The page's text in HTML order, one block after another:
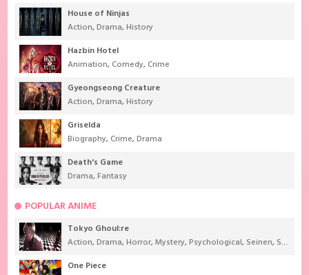
House of Ninjas
Action,Drama,History
Hazbin Hotel
Animation, Comedy, Crime
Gyeongseong Creature
Action,Drama,History
Griselda
Biography, Crime,Drama
Death's Game
Drama,Fantasy
POPULAR ANIME
Tokyo Ghoul:re
Action,Drama,Horror,Mystery,Psychological, Seinen, Supernatural
One Piece